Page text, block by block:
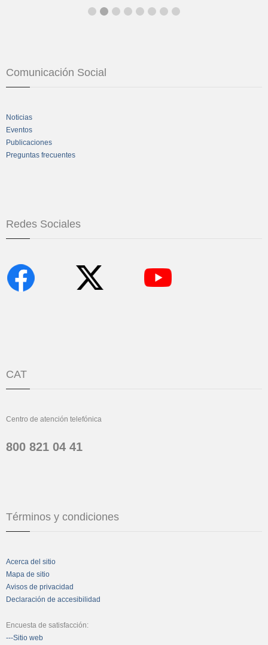
Comunicación Social
Noticias
Eventos
Publicaciones
Preguntas frecuentes
Redes Sociales
CAT
Centro de atención telefónica
800 821 04 41
Términos y condiciones
Acerca del sitio
Mapa de sitio
Avisos de privacidad
Declaración de accesibilidad
Encuesta de satisfacción:
---Sitio web